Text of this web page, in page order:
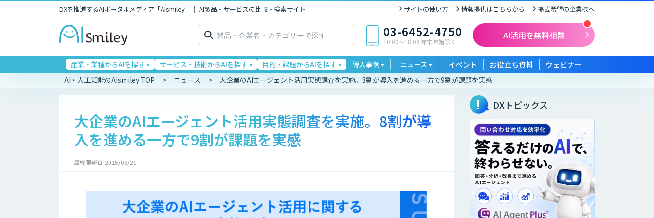
DXを推進するAIポータルメディア「AIsmiley」｜ AI製品・サービスの比較・検索サイト サイトの使い方 情報提供はこちらから 掲載希望の企業様へ
検
索: 03-6452-4750
10:00〜18:00 年末年始除く
AI活用を無料相談
産業・業種からAIを探す サービス・技術からAIを探す 目的・課題からAIを探す 導入事例 ニュース イベント お役立ち資料 ウェビナー
AI・人工知能のAIsmiley TOP ニュース 大企業のAIエージェント活用実態調査を実施。8割が導入を進める一方で9割が課題を実感
大企業のAIエージェント活用実態調査を実施。8割が導
入を進める一方で9割が課題を実感
最終更新日:2025/05/21
DXトピックス